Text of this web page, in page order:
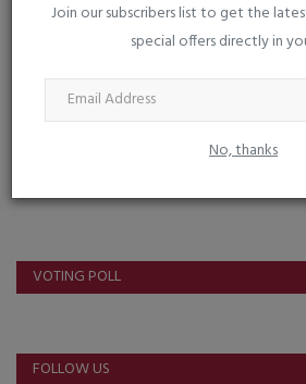
Join our subscribers list to get the
special offers directly in
No, thanks
VOTING POLL
FOLLOW US